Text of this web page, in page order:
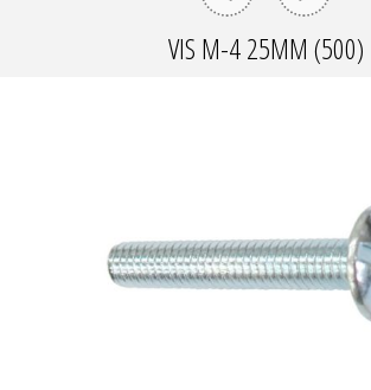
VIS M-4 25MM (500)